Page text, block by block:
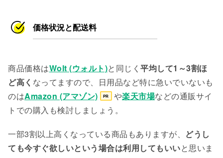
価格状況と配送料
商品価格はWolt (ウォルト)と同じく 平均して1～3割ほ
ど高く なってますので、日用品など特に急いでいないも
のはAmazon (アマゾン) PR や楽天市場などの通販サイ
トでの購入も検討しましょう。
一部3割以上高くなっている商品もありますが、 どうし
ても今すぐ欲しいという場合は利用してもいいと思いま